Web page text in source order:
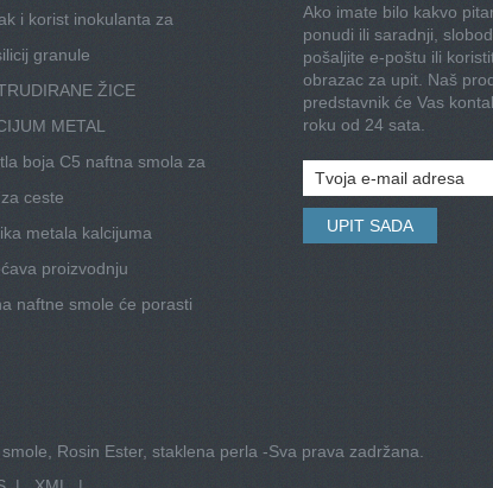
i korist inokulanta za
granule
ŽICE
METAL
boja C5 naftna smola za
ceste
metala kalcijuma
proizvodnju
naftne smole će porasti
Ako imate bilo kakvo
ponudi ili saradnji,
pošaljite e-poštu ili
obrazac za upit. Naš
predstavnik će Vas
roku od 24 sata.
Rosin Ester, staklena perla -Sva prava zadržana.